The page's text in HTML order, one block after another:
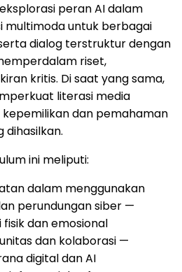
peran AI dalam
multimoda untuk berbagai
dialog terstruktur dengan
riset,
kritis. Di saat yang sama,
literasi media
dan pemahaman
dihasilkan.
ini meliputi:
dalam menggunakan
perundungan siber —
fisik dan emosional
dan kolaborasi —
digital dan AI